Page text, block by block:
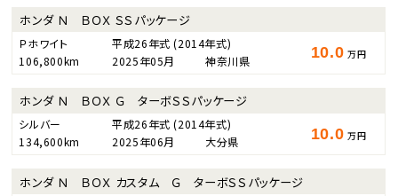
ホンダ Ｎ ＢＯＸ ＳＳパッケージ
Ｐホワイト 平成26年式(2014年式)
106,800km
2025年05月 神奈川県 10.0 万円
ホンダ Ｎ ＢＯＸ Ｇ ターボＳＳパッケージ
シルバー 平成26年式(2014年式)
134,600km
2025年06月 大分県 10.0 万円
ホンダ Ｎ ＢＯＸ カスタム Ｇ ターボＳＳパッケージ